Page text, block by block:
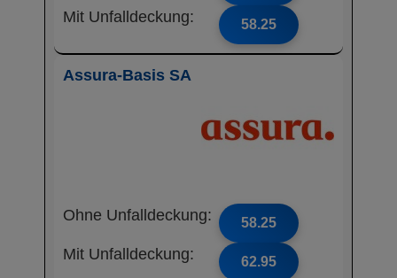
Mit Unfalldeckung: 58.25
Assura-Basis SA
Ohne Unfalldeckung: 58.25
Mit Unfalldeckung: 62.95